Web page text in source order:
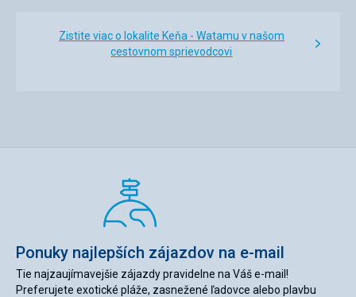
Zistite viac o lokalite Keňa - Watamu v našom
cestovnom sprievodcovi
Ponuky najlepších zájazdov na e-mail
Tie najzaujímavejšie zájazdy pravidelne na Váš e-mail!
Preferujete exotické pláže, zasnežené ľadovce alebo plavbu